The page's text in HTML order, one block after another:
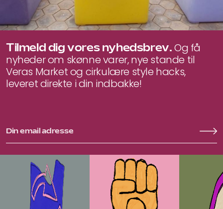
Tilmeld dig vores nyhedsbrev.Og få
nyheder om skønne varer, nye stande til
Veras Market og cirkulære style hacks,
leveret direkte i din indbakke!